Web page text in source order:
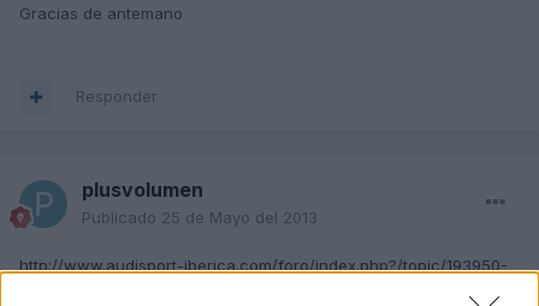
Gracias de antemano
Responder
plusvolumen
Publicado 25 de Mayo del 2013
http://www.audisport-iberica.com/foro/index.php?/topic/193950-